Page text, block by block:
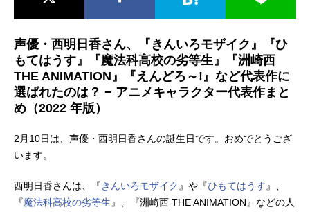
声優・西明日香さん、『きんいろモザイク』『ひ
もてはうす』『魔法科高校の劣等生』『洲崎西
THE ANIMATION』『えんどろ～!』など代表作に
選ばれたのは？ − アニメキャラクター代表作まと
め（2022 年版）
2月10日は、声優・西明日香さんの誕生日です。おめでとうござ
います。
西明日香さんは、『きんいろモザイク 』や『ひもてはうす 』、
『魔法科高校の劣等生 』、『洲崎西 THE ANIMATION』などの人